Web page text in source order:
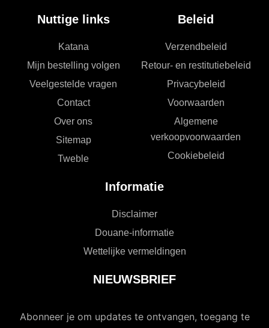
Nuttige links
Katana
Mijn bestelling volgen
Veelgestelde vragen
Contact
Over ons
Sitemap
Tweble
Beleid
Verzendbeleid
Retour- en restitutiebeleid
Privacybeleid
Voorwaarden
Algemene
verkoopvoorwaarden
Cookiebeleid
Informatie
Disclaimer
Douane-informatie
Wettelijke vermeldingen
NIEUWSBRIEF
Abonneer je om updates te ontvangen, toegang te